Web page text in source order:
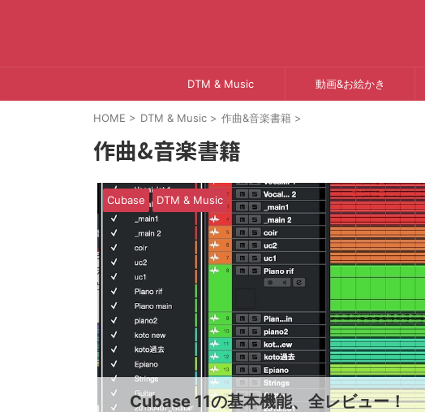
DTM & Music 動画&お絵かき
HOME > DTM & Music > 作曲&音楽書籍 >
作曲&音楽書籍
Cubase DTM & Music
Cubase 11の基本機能、全レビュー！